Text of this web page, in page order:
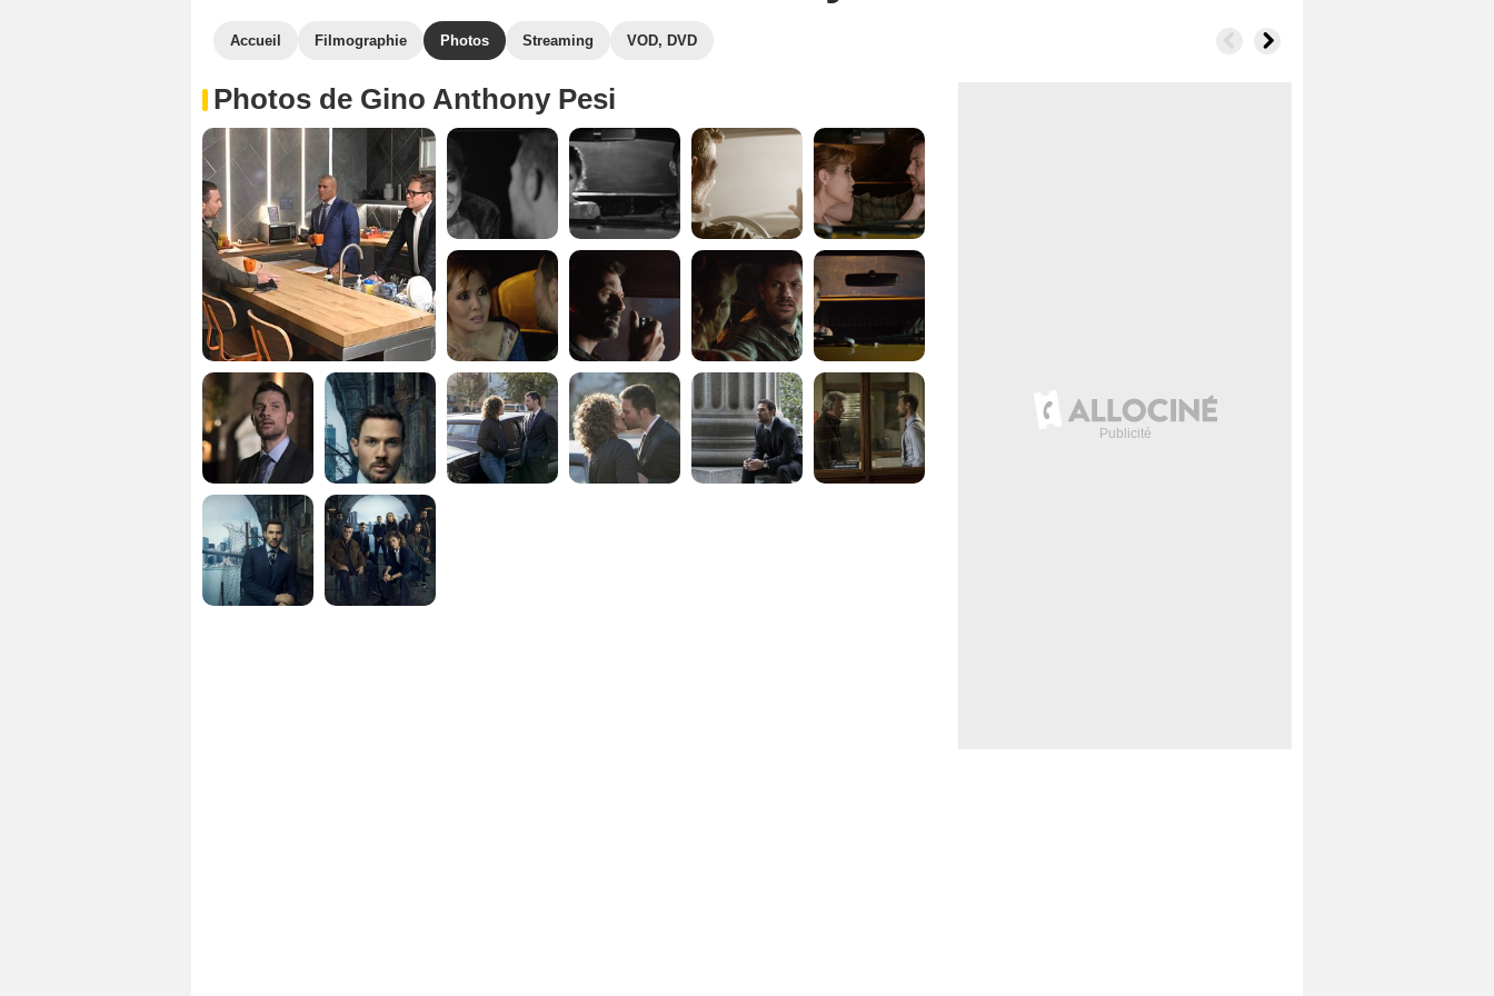
Accueil Filmographie Photos Streaming VOD, DVD
Photos de Gino Anthony Pesi